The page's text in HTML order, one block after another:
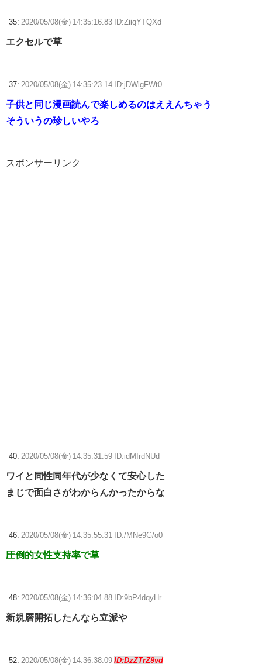
35: 2020/05/08(金) 14:35:16.83 ID:ZiiqYTQXd
エクセルで草
37: 2020/05/08(金) 14:35:23.14 ID:jDWlgFWt0
子供と同じ漫画読んで楽しめるのはええんちゃう
そういうの珍しいやろ
スポンサーリンク
40: 2020/05/08(金) 14:35:31.59 ID:idMIrdNUd
ワイと同性同年代が少なくて安心した
まじで面白さがわからんかったからな
46: 2020/05/08(金) 14:35:55.31 ID:/MNe9G/o0
圧倒的女性支持率で草
48: 2020/05/08(金) 14:36:04.88 ID:9bP4dqyHr
新規層開拓したんなら立派や
52: 2020/05/08(金) 14:36:38.09 ID:DzZTrZ9vd